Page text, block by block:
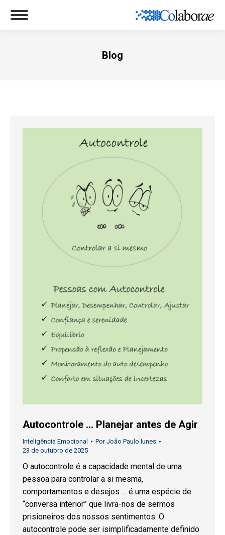
Blog
Autocontrole … Planejar antes de Agir
Inteligência Emocional PorJoão Paulo Iunes
23 de outubro de 2025
O autocontrole é a capacidade mental de uma
pessoa para controlar a si mesma,
comportamentos e desejos … é uma espécie de
“conversa interior” que livra-nos de sermos
prisioneiros dos nossos sentimentos. O
autocontrole pode ser isimplificadamente definido